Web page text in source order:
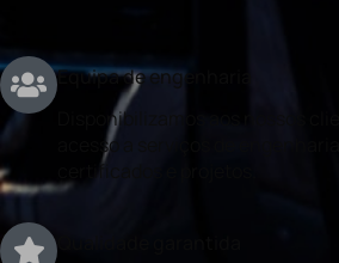
Equipa de engenharia
Disponibilizamos aos nossos
acesso a serviços de
certificados e projetos.